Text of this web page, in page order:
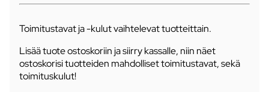
Toimitustavat ja -kulut vaihtelevat tuotteittain.
Lisää tuote ostoskoriin ja siirry kassalle, niin näet
ostoskorisi tuotteiden mahdolliset toimitustavat, sekä
toimituskulut!